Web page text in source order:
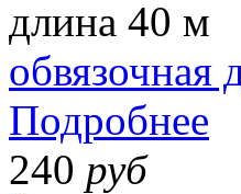
обвязочная
Подробнее
240 руб